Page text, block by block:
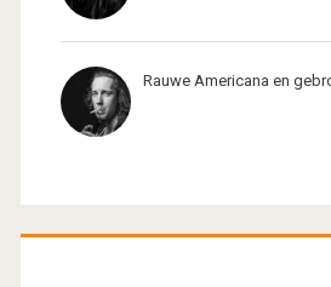
Rauwe Americana en